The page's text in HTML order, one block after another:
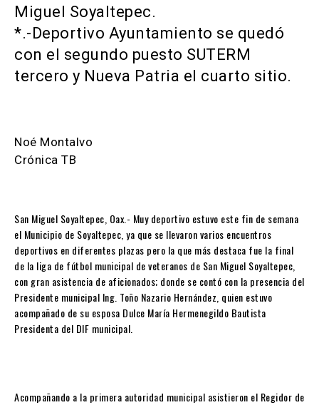
Miguel Soyaltepec.
*.-Deportivo Ayuntamiento se quedó
con el segundo puesto SUTERM
tercero y Nueva Patria el cuarto sitio.
Noé Montalvo
Crónica TB
San Miguel Soyaltepec, Oax.- Muy deportivo estuvo este fin de semana
el Municipio de Soyaltepec, ya que se llevaron varios encuentros
deportivos en diferentes plazas pero la que más destaca fue la final
de la liga de fútbol municipal de veteranos de San Miguel Soyaltepec,
con gran asistencia de aficionados; donde se contó con la presencia del
Presidente municipal Ing. Toño Nazario Hernández, quien estuvo
acompañado de su esposa Dulce María Hermenegildo Bautista
Presidenta del DIF municipal.
Acompañando a la primera autoridad municipal asistieron el Regidor de